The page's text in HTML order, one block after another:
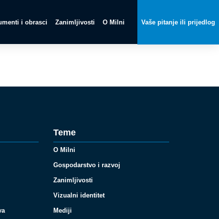
i obrasci Zanimljivosti O Milni Vaše pitanje ili prijedlog
Teme
O Milni
Gospodarstvo i razvoj
Zanimljivosti
Vizualni identitet
Mediji